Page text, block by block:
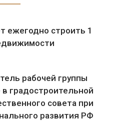
ежегодно строить 1
рабочей группы
градостроительной
совета при
развития РФ